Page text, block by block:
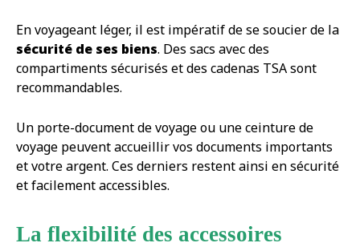
En voyageant léger, il est impératif de se soucier de la
sécurité de ses biens. Des sacs avec des
compartiments sécurisés et des cadenas TSA sont
recommandables.
Un porte-document de voyage ou une ceinture de
voyage peuvent accueillir vos documents importants
et votre argent. Ces derniers restent ainsi en sécurité
et facilement accessibles.
La flexibilité des accessoires